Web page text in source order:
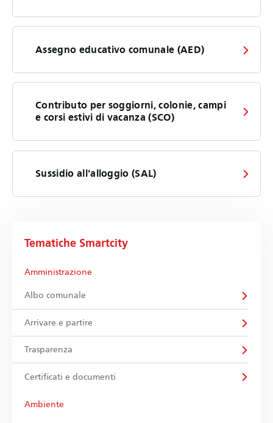
Assegno educativo comunale (AED)
Contributo per soggiorni, colonie, campi
e corsi estivi di vacanza (SCO)
Sussidio all'alloggio (SAL)
Tematiche Smartcity
Amministrazione
Albo comunale
Arrivare e partire
Trasparenza
Certificati e documenti
Ambiente